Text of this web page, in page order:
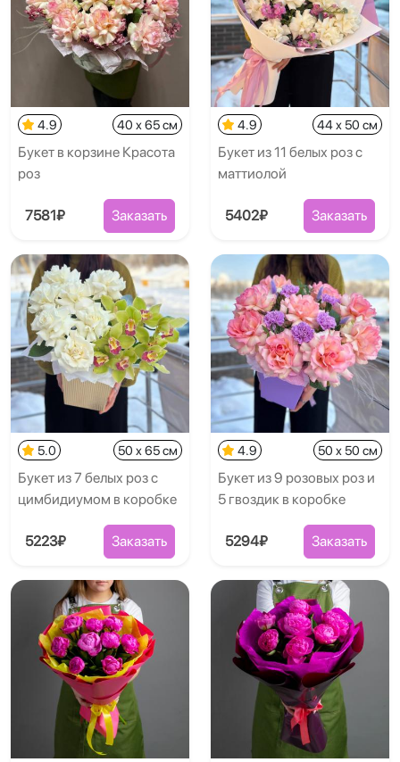
4.9 40 x 65 см
Букет в корзине Красота
роз
7581₽ Заказать
4.9 44 x 50 см
Букет из 11 белых роз с
маттиолой
5402₽ Заказать
5.0 50 x 65 см
Букет из 7 белых роз с
цимбидиумом в коробке
5223₽ Заказать
4.9 50 x 50 см
Букет из 9 розовых роз и
5 гвоздик в коробке
5294₽ Заказать